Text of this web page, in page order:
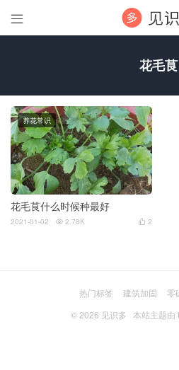

花毛茛
花毛茛什么时候种最好
养花常识
 2
2021-01-02  2.78K
热门标签 建筑加固 零
© 2026 见识多 本站主题由